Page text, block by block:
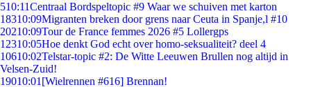
510:11Centraal Bordspeltopic #9 Waar we schuiven met karton
18310:09Migranten breken door grens naar Ceuta in Spanje,l #10
20210:09Tour de France femmes 2026 #5 Lollergps
12310:05Hoe denkt God echt over homo-seksualiteit? deel 4
10610:02Telstar-topic #2: De Witte Leeuwen Brullen nog altijd in
Velsen-Zuid!
19010:01 [Wielrennen #616] Brennan!